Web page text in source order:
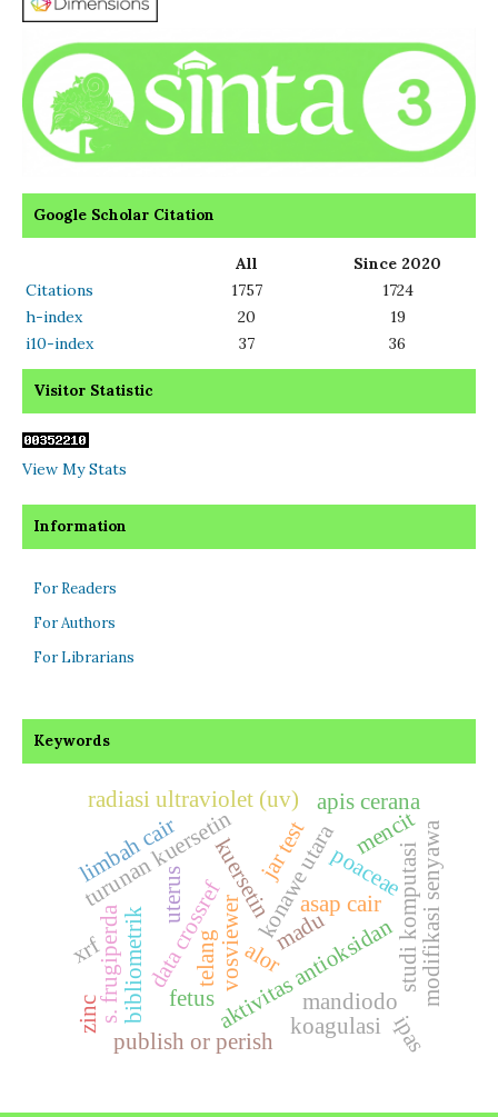
Google Scholar Citation
All
Since 2020
Citations
1757
1724
h-index
20
19
i10-index
37 36
Visitor Statistic
View My Stats
Information
For Readers
For Authors
For Librarians
Keywords
aktivitas antioksidan
kuersetinkonawe utara
vosviewer
publish or perish
data crossref
bibliometrik
asap cair
turunan kuersetin studi komputasi
radiasi ultraviolet (uv)
modifikasi senyawa
mandiodo
s. frugiperda
poaceae
limbah cair
koagulasi
jar test
telang madu
apis cerana
alor
uterus
mencit
fetus
zinc
xrf
ipas